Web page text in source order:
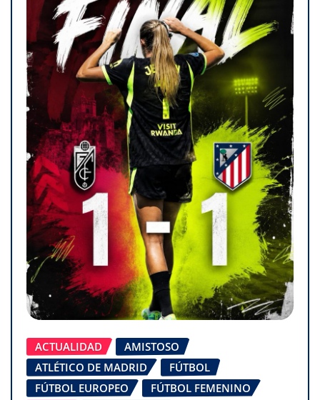
ACTUALIDAD
AMISTOSO
ATLÉTICO DE MADRID
FÚTBOL
FÚTBOL EUROPEO
FÚTBOL FEMENINO